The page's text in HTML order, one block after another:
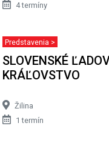
4 termíny
Predstavenia >
SLOVENSKÉ
KRÁĽOVSTVO
Žilina
1 termín